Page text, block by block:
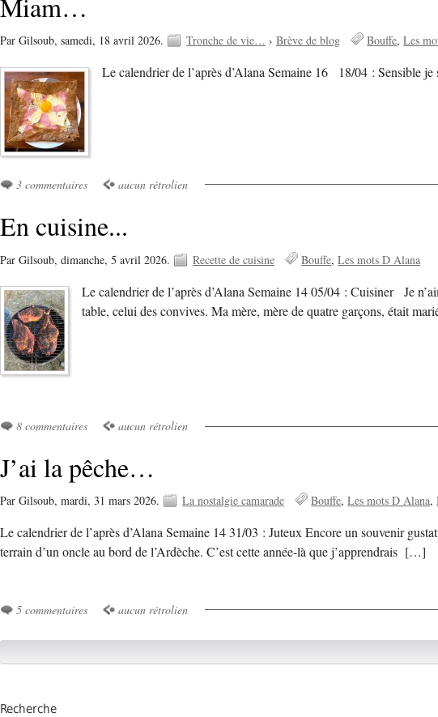
Par Gilsoub, samedi, 18 avril 2026. Tronche de vie… › Brève de blog Bouffe Les
Le calendrier de l’après d’Alana Semaine 16 18/04 : Sensible
3 commentaires aucun rétrolien
En cuisine...
Par Gilsoub, dimanche, 5 avril 2026. Recette de cuisine Bouffe Les mots D Alana
Le calendrier de l’après d’Alana Semaine 14 05/04 : Cuisiner Je
table, celui des convives. Ma mère, mère de quatre garçons, était
8 commentaires aucun rétrolien
J’ai la pêche…
Par Gilsoub, mardi, 31 mars 2026. La nostalgie camarade Bouffe Les mots D Alana
Le calendrier de l’après d’Alana Semaine 14 31/03 : Juteux Encore un souvenir
terrain d’un oncle au bord de l’Ardèche. C’est cette année-là que j’apprendrais […]
5 commentaires aucun rétrolien
Recherche